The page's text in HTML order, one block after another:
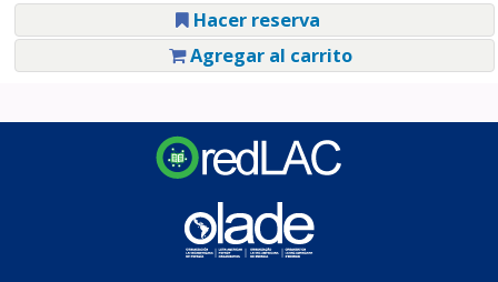
Hacer reserva
Agregar al carrito